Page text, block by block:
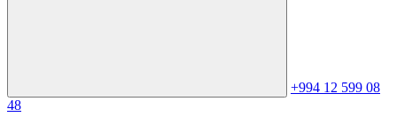
+994 12 599 08
48